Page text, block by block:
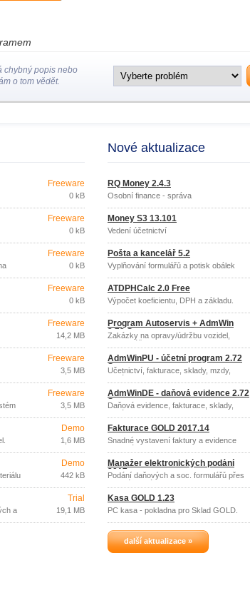
chybný popis nebo
o tom vědět.
Freeware
0 kB
Freeware
0 kB
Freeware
0 kB
Freeware
0 kB
Freeware
14,2 MB
Freeware
3,5 MB
Freeware
3,5 MB
Demo
1,6 MB
Demo
442 kB
a
Trial
19,1 MB
Nové aktualizace
RQ Money 2.4.3
Osobní finance - správa
Money S3 13.101
Vedení účetnictví
Pošta a kancelář 5.2
Vyplňování formulářů a potisk obálek
ATDPHCalc 2.0 Free
Výpočet koeficientu, DPH a základu.
Program Autoservis + AdmWin
2.72 Start
Zakázky na opravy/údržbu vozidel,
sklady, účtenky EET
AdmWinPU - účetní program 2.72
Start
Účetnictví, fakturace, sklady, mzdy,
zakázky, EET
AdmWinDE - daňová evidence 2.72
Start
Daňová evidence, fakturace, sklady,
zakázky, mzdy, EET
Fakturace GOLD 2017.14
Snadné vystavení faktury a evidence
pohledávek
Manažer elektronických podání
2017
Podání daňových a soc. formulářů přes
datové schránky
Kasa GOLD 1.23
PC kasa - pokladna pro Sklad GOLD.
další aktualizace »